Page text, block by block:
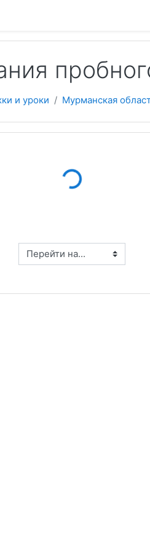
и уроки Мурманская
Loading...
на...